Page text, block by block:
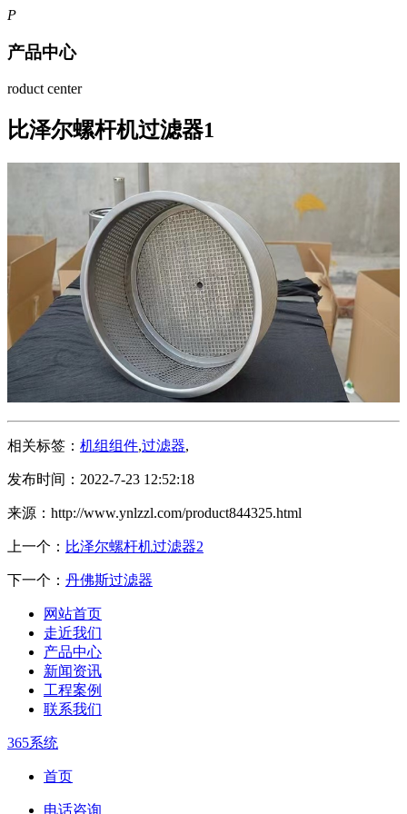
P
产品中心
roduct center
比泽尔螺杆机过滤器1
相关标签： 机组组件,过滤器,
发布时间：2022-7-23 12:52:18
来源：http://www.ynlzzl.com/product844325.html
上一个： 比泽尔螺杆机过滤器2
下一个： 丹佛斯过滤器
网站首页
走近我们
产品中心
新闻资讯
工程案例
联系我们
365系统
首页
电话咨询